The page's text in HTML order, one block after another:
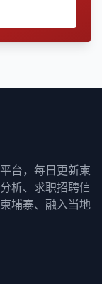
台，每日更新柬
析、求职招聘信
埔寨、融入当地